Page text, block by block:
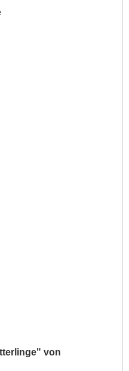
von